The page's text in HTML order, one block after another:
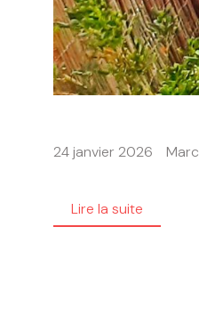
24 janvier 2026 Marc
Lire la suite